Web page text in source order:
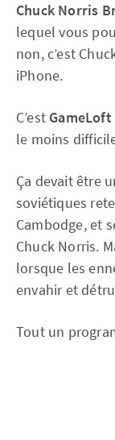
Chuck Norris
lequel vous
non, c’est
iPhone.
C’est GameLoft
le moins
Ça devait être
soviétiques
Cambodge, et
Chuck Norris.
lorsque les
envahir et
Tout un